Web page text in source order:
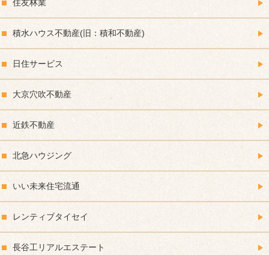
住友林業
積水ハウス不動産(旧：積和不動産)
日住サービス
大京穴吹不動産
近鉄不動産
北急ハウジング
いい未来住宅流通
レンティブタイセイ
長谷工リアルエステート